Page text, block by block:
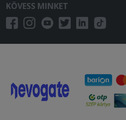
KÖVESS MINKET